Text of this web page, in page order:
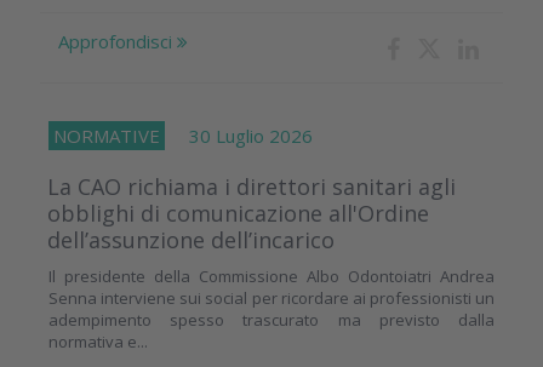
Approfondisci
NORMATIVE 30 Luglio 2026
La CAO richiama i direttori sanitari agli
obblighi di comunicazione all'Ordine
dell’assunzione dell’incarico
Il presidente della Commissione Albo Odontoiatri Andrea
Senna interviene sui social per ricordare ai professionisti un
adempimento spesso trascurato ma previsto dalla
normativa e...